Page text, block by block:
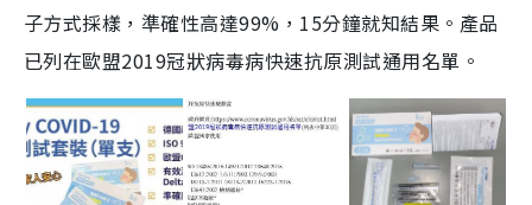
子方式採樣，準確性高達99%，15分鐘就知結果。產品
已列在歐盟2019冠狀病毒病快速抗原測試通用名單。